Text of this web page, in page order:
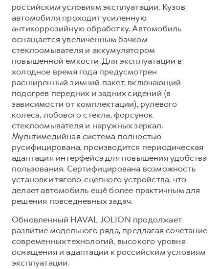
российским условиям эксплуатации. Кузов
автомобиля проходит усиленную
антикоррозийную обработку. Автомобиль
оснащается увеличенным бачком
стеклоомывателя и аккумулятором
повышенной емкости. Для эксплуатации в
холодное время года предусмотрен
расширенный зимний пакет, включающий
подогрев передних и задних сидений (в
зависимости от комплектации), рулевого
колеса, лобового стекла, форсунок
стеклоомывателя и наружных зеркал.
Мультимедийная система полностью
русифицирована, производится периодическая
адаптация интерфейса для повышения удобства
пользования. Сертифицирована возможность
установки тягово-сцепного устройства, что
делает автомобиль ещё более практичным для
решения повседневных задач.
Обновленный HAVAL JOLION продолжает
развитие модельного ряда, предлагая сочетание
современных технологий, высокого уровня
оснащения и адаптации к российским условиям
эксплуатации.